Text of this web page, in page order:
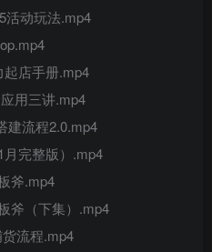
活动玩法.mp4
店手册.mp4
用三讲.mp4
建流程2.0.mp4
完整版）.mp4
斧.mp4
斧（下集）.mp4
流程.mp4